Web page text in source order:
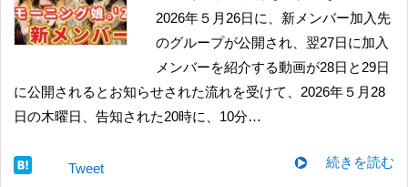
2026年５月26日に、新メンバー加入先
のグループが公開され、翌27日に加入
メンバーを紹介する動画が28日と29日
に公開されるとお知らせされた流れを受けて、2026年５月28
日の木曜日、告知された20時に、10分…
続きを読む
Tweet